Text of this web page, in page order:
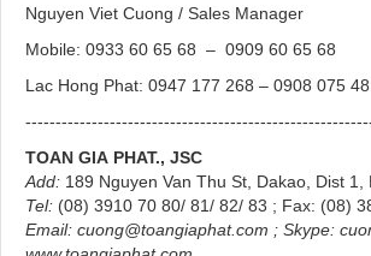
Nguyen Viet Cuong / Sales Manager
Mobile: 0933 60 65 68 – 0909 60 65 68
Lac Hong Phat: 0947 177 268 – 0908 075
TOAN GIA PHAT., JSC
Add: 189 Nguyen Van Thu St, Dakao, Dist 1,
Tel: (08) 3910 70 80/ 81/ 82/ 83 ; Fax: (08)
Email: cuong@toangiaphat.com ; Skype: